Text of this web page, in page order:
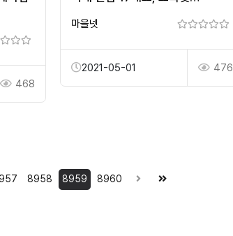
마을넷
2021-05-01 476
468
8958 8959 8960